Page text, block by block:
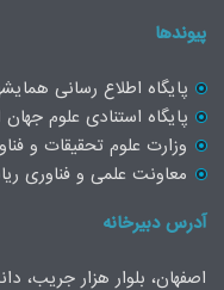
پیوندها
پایگاه اطلاع رسانی
پایگاه استنادی علوم جهان
وزارت علوم تحقیقات و
معاونت علمی و فناوری
آدرس دبیرخانه
اصفهان، بلوار هزار جریب،